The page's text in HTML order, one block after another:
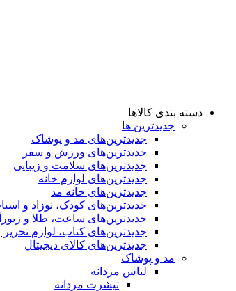
دسته بندی کالاها
جدیدترین ها
جدید‌ترین‌های مد و پوشاک
جدید‌ترین‌های ورزش و سفر
جدید‌ترین‌های سلامت و زیبایی
جدید‌ترین‌های لوازم خانه
جدیدترین‌های خانه مد
جدید‌ترین‌های کودک، نوزاد و
جدید‌ترین‌های ساعت، طلا و
جدید‌ترین‌های کتاب، لوازم تحریر
جدید‌ترین‌های کالای دیجیتال
مد و پوشاک
لباس مردانه
تیشرت مردانه